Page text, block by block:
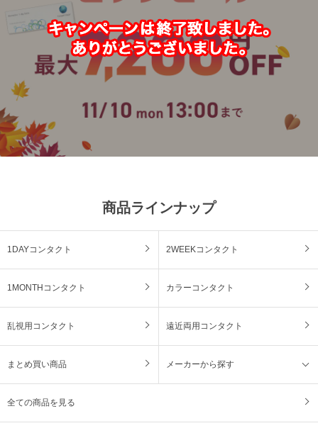
商品ラインナップ
1DAYコンタクト 2WEEKコンタクト
1MONTHコンタクト カラーコンタクト
乱視用コンタクト 遠近両用コンタクト
まとめ買い商品 メーカーから探す
全ての商品を見る